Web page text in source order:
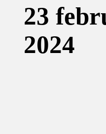
23
2024